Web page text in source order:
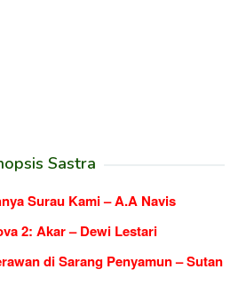
Sastra
Surau Kami – A.A Navis
2: Akar – Dewi Lestari
di Sarang Penyamun – Sutan